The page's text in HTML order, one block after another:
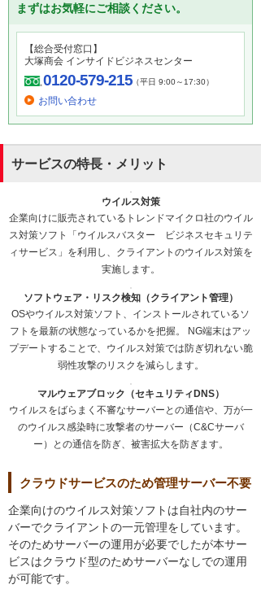
まずはお気軽にご相談ください。
【総合受付窓口】
大塚商会 インサイドビジネスセンター
0120-579-215（平日 9:00～17:30）
お問い合わせ
サービスの特長・メリット
ウイルス対策
企業向けに販売されているトレンドマイクロ社のウイル
ス対策ソフト「ウイルスバスター ビジネスセキュリテ
ィサービス」を利用し、クライアントのウイルス対策を
実施します。
ソフトウェア・リスク検知（クライアント管理）
OSやウイルス対策ソフト、インストールされているソ
フトを最新の状態なっているかを把握。 NG端末はアッ
プデートすることで、ウイルス対策では防ぎ切れない脆
弱性攻撃のリスクを減らします。
マルウェアブロック（セキュリティDNS）
ウイルスをばらまく不審なサーバーとの通信や、万が一
のウイルス感染時に攻撃者のサーバー（C&Cサーバ
ー）との通信を防ぎ、被害拡大を防ぎます。
クラウドサービスのため管理サーバー不要
企業向けのウイルス対策ソフトは自社内のサー
バーでクライアントの一元管理をしています。
そのためサーバーの運用が必要でしたが本サー
ビスはクラウド型のためサーバーなしでの運用
が可能です。